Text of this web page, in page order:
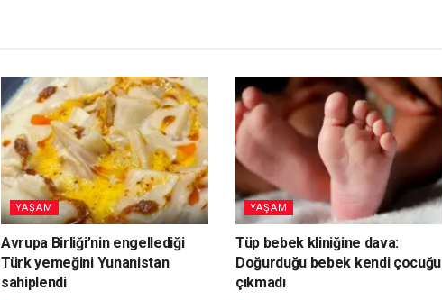
YAŞAM
Avrupa Birliği’nin engellediği
Türk yemeğini Yunanistan
sahiplendi
YAŞAM
Tüp bebek kliniğine dava:
Doğurduğu bebek kendi çocuğu
çıkmadı